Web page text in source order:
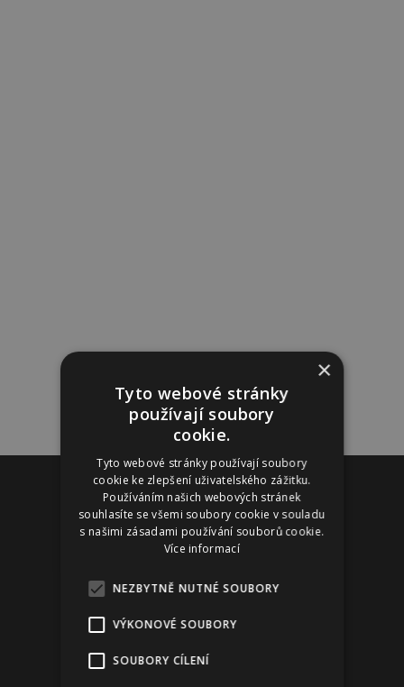
Reklama
×
Tyto webové stránky
používají soubory
cookie.
Tyto webové stránky používají soubory
cookie ke zlepšení uživatelského zážitku.
Používáním našich webových stránek
souhlasíte se všemi soubory cookie v souladu
s našimi zásadami používání souborů cookie.
Více informací
NEZBYTNĚ NUTNÉ SOUBORY
VÝKONOVÉ SOUBORY
SOUBORY CÍLENÍ